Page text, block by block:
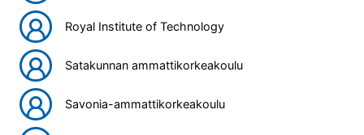
Royal Institute of Technology
Satakunnan ammattikorkeakoulu
Savonia-ammattikorkeakoulu